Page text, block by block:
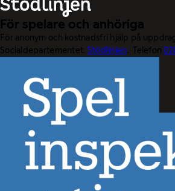
För spelare och anhöriga
För anonym och kostnadsfri hjälp på
Socialdepartementet. Stödlinjen . Telefon